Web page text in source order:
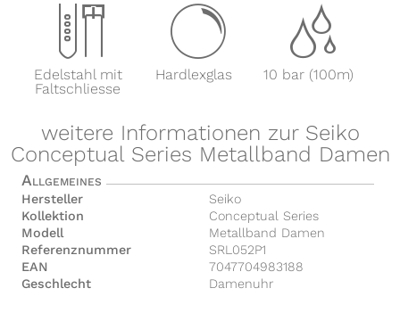
x
Edelstahl mit
Faltschliesse
y
Hardlexglas
z
10 bar (100m)
weitere Informationen zur Seiko
Conceptual Series Metallband Damen
Allgemeines
Hersteller
Seiko
Kollektion
Conceptual Series
Modell
Metallband Damen
Referenznummer
SRL052P1
EAN
7047704983188
Geschlecht
Damenuhr